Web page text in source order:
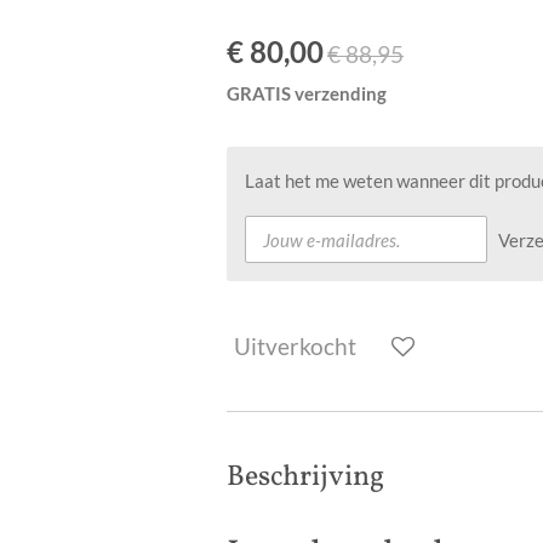
€ 80,00€ 88,95
GRATIS verzending
Laat het me weten wanneer dit
Uitverkocht
Beschrijving